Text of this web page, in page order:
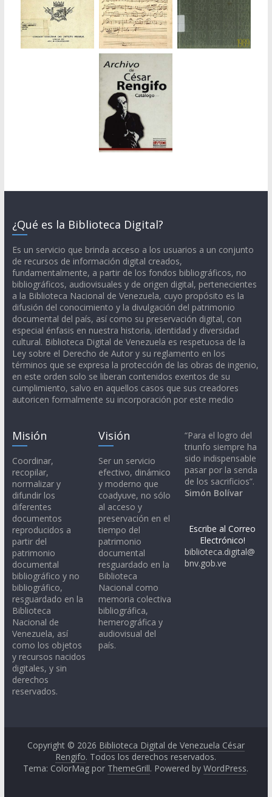
¿Qué es la Biblioteca Digital?
Es un servicio que brinda acceso a los usuarios a un conjunto
de recursos de información digital creados,
fundamentalmente, a partir de los fondos bibliográficos, no
bibliográficos, audiovisuales y de origen digital, pertenecientes
a la Biblioteca Nacional de Venezuela, cuyo propósito es la
difusión del conocimiento y la divulgación del patrimonio
documental del país, así como su preservación digital, con
especial énfasis en nuestra historia, identidad y diversidad
cultural. Biblioteca Digital de Venezuela es respetuosa de la
Ley sobre el Derecho de Autor y su reglamento en los
términos que se expresa la protección de las obras de ingenio,
en este orden solo se liberan contenidos exentos de su
cumplimiento, salvo en aquellos casos que sus creadores
autoricen formalmente su incorporación por este medio
Misión
Coordinar,
recopilar,
normalizar y
difundir los
diferentes
documentos
reproducidos a
partir del
patrimonio
documental
bibliográfico y no
bibliográfico,
resguardado en la
Biblioteca
Nacional de
Venezuela, así
como los objetos
y recursos nacidos
digitales, y sin
derechos
reservados.
Visión
Ser un servicio
efectivo, dinámico
y moderno que
coadyuve, no sólo
al acceso y
preservación en el
tiempo del
patrimonio
documental
resguardado en la
Biblioteca
Nacional como
memoria colectiva
bibliográfica,
hemerográfica y
audiovisual del
país.
“Para el logro del
triunfo siempre ha
sido indispensable
pasar por la senda
de los sacrificios”.
Simón Bolívar
Escribe al Correo
Electrónico!
biblioteca.digital@
bnv.gob.ve
Copyright © 2026 Biblioteca Digital de Venezuela César
Rengifo. Todos los derechos reservados.
Tema: ColorMag por ThemeGrill. Powered byWordPress.